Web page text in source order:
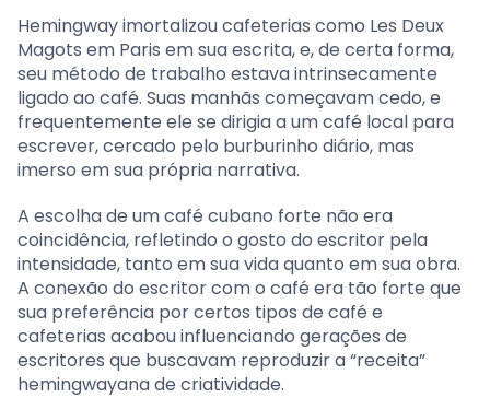
Hemingway imortalizou cafeterias como Les Deux
Magots em Paris em sua escrita, e, de certa forma,
seu método de trabalho estava intrinsecamente
ligado ao café. Suas manhãs começavam cedo, e
frequentemente ele se dirigia a um café local para
escrever, cercado pelo burburinho diário, mas
imerso em sua própria narrativa.
A escolha de um café cubano forte não era
coincidência, refletindo o gosto do escritor pela
intensidade, tanto em sua vida quanto em sua obra.
A conexão do escritor com o café era tão forte que
sua preferência por certos tipos de café e
cafeterias acabou influenciando gerações de
escritores que buscavam reproduzir a “receita”
hemingwayana de criatividade.